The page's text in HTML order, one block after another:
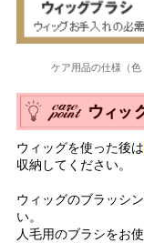
ケア用品の仕様（色
ウィッグを使った後は
収納してください。
ウィッグのブラッシ
い。
人毛用のブラシをお